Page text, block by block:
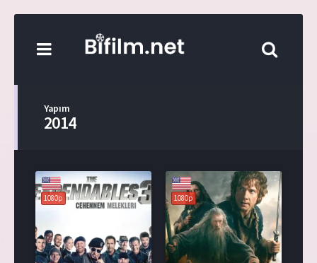
Yapım
2014
1080p 1080p